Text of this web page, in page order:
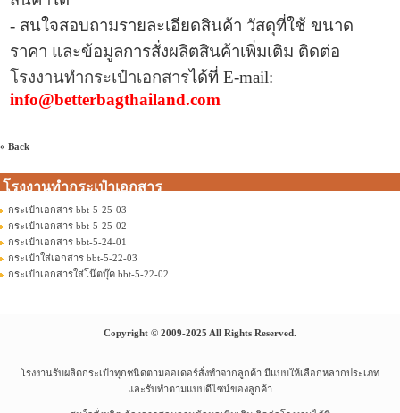
- สนใจสอบถามรายละเอียดสินค้า วัสดุที่ใช้ ขนาด
ราคา และข้อมูลการสั่งผลิตสินค้าเพิ่มเติม ติดต่อ
โรงงานทำกระเป๋าเอกสารได้ที่E-mail:
info@betterbagthailand.com
« Back
โรงงานทำกระเป๋าเอกสาร
กระเป๋าเอกสาร bbt-5-25-03
กระเป๋าเอกสาร bbt-5-25-02
กระเป๋าเอกสาร bbt-5-24-01
กระเป๋าใส่เอกสาร bbt-5-22-03
กระเป๋าเอกสารใส่โน๊ตบุ๊ค bbt-5-22-02
Copyright © 2009-2025 All Rights Reserved.
โรงงานรับผลิตกระเป๋าทุกชนิดตามออเดอร์สั่งทำจากลูกค้า มีแบบให้เลือกหลากประเภท
และรับทำตามแบบดีไซน์ของลูกค้า